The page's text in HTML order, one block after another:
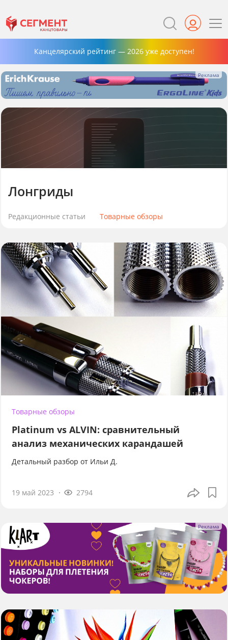
Канцелярский рейтинг — 2026 уже доступен!
Лонгриды
Редакционные статьи Товарные обзоры
Товарные обзоры
Platinum vs ALVIN: сравнительный
анализ механических карандашей
Детальный разбор от Ильи Д.
19 май 2023 2794